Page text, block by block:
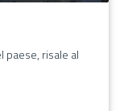
paese, risale al